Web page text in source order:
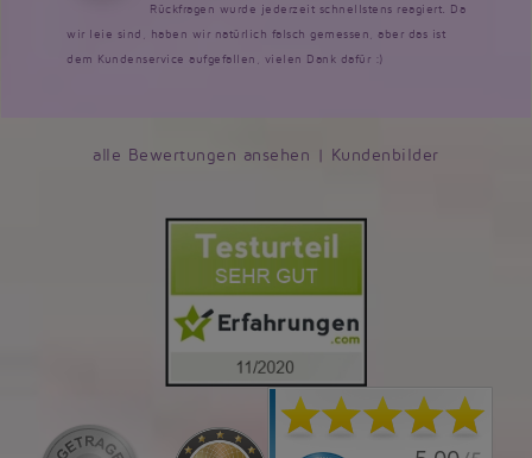
Rückfragen wurde jederzeit schnellstens reagiert. Da
wir leie sind, haben wir natürlich falsch gemessen, aber das ist
dem Kundenservice aufgefallen, vielen Dank dafür :)
alle Bewertungen ansehen | Kundenbilder